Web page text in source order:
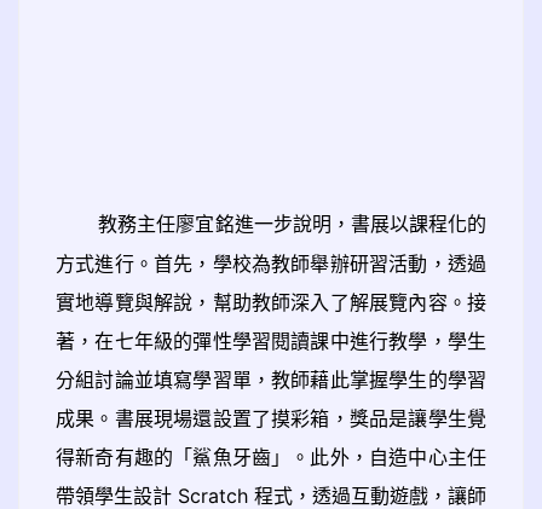
教務主任廖宜銘進一步說明，書展以課程化的
方式進行。首先，學校為教師舉辦研習活動，透過
實地導覽與解說，幫助教師深入了解展覽內容。接
著，在七年級的彈性學習閱讀課中進行教學，學生
分組討論並填寫學習單，教師藉此掌握學生的學習
成果。書展現場還設置了摸彩箱，獎品是讓學生覺
得新奇有趣的「鯊魚牙齒」。此外，自造中心主任
帶領學生設計 Scratch 程式，透過互動遊戲，讓師